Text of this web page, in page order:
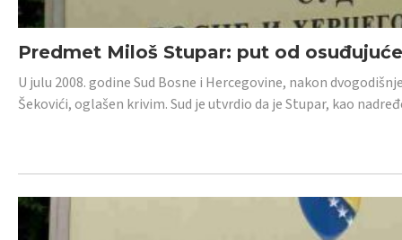
Predmet Miloš Stupar: put od
U julu 2008. godine Sud Bosne i Hercegovine, nakon
Šekovići, oglašen krivim. Sud je utvrdio da je Stupar, kao